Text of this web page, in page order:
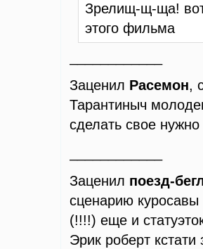
Зрелищ-щ-ща! вот
этого фильма
Заценил Расемон,
Тарантиныч
сделать свое
Заценил поезд-
сценарию
(!!!!) еще и
Эрик роберт